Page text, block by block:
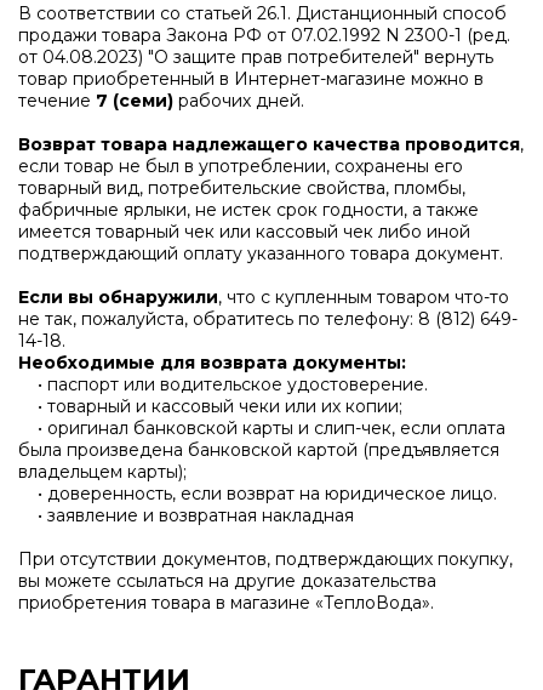
В соответствии со статьей 26.1. Дистанционный способ
продажи товара Закона РФ от 07.02.1992 N 2300-1 (ред.
от 04.08.2023) "О защите прав потребителей" вернуть
товар приобретенный в Интернет-магазине можно в
течение 7 (семи) рабочих дней.
Возврат товара надлежащего качества проводится,
если товар не был в употреблении, сохранены его
товарный вид, потребительские свойства, пломбы,
фабричные ярлыки, не истек срок годности, а также
имеется товарный чек или кассовый чек либо иной
подтверждающий оплату указанного товара документ.
Если вы обнаружили, что с купленным товаром что-то
не так, пожалуйста, обратитесь по телефону: 8 (812) 649-
14-18.
Необходимые для возврата документы:
• паспорт или водительское удостоверение.
• товарный и кассовый чеки или их копии;
• оригинал банковской карты и слип-чек, если оплата
была произведена банковской картой (предъявляется
владельцем карты);
• доверенность, если возврат на юридическое лицо.
• заявление и возвратная накладная
При отсутствии документов, подтверждающих покупку,
вы можете ссылаться на другие доказательства
приобретения товара в магазине «ТеплоВода».
ГАРАНТИИ